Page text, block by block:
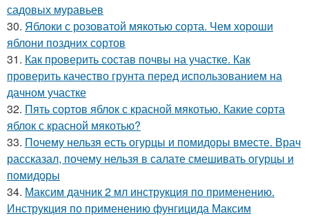
садовых муравьев
30. Яблоки с розоватой мякотью сорта. Чем хороши
яблони поздних сортов
31. Как проверить состав почвы на участке. Как
проверить качество грунта перед использованием на
дачном участке
32. Пять сортов яблок с красной мякотью. Какие сорта
яблок с красной мякотью?
33. Почему нельзя есть огурцы и помидоры вместе. Врач
рассказал, почему нельзя в салате смешивать огурцы и
помидоры
34. Максим дачник 2 мл инструкция по применению.
Инструкция по применению фунгицида Максим